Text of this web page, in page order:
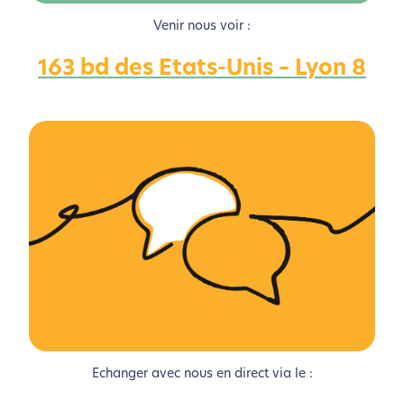
Nous avons développé ce site Internet dans le cadre
d’une démarche forte d’écoconception.
Si vous aussi vous souhaitez diminuer drastiquement
les besoins énergétiques nécessaires à votre
le parcourir dans son Mode
l’écoconception.
Venir nous voir :
163 bd des Etats-Unis – Lyon 8
Echanger avec nous en direct via le :